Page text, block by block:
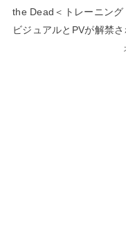
the Dead＜トレーニン
ビジュアルとPVが解禁さ